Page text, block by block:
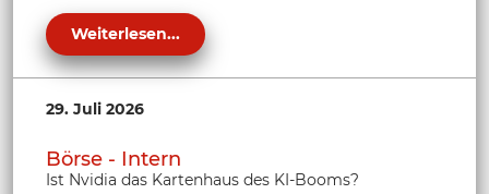
Weiterlesen...
29. Juli 2026
Börse - Intern
Ist Nvidia das Kartenhaus des KI-Booms?